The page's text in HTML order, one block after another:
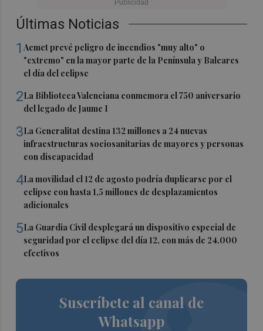
Últimas Noticias
1Aemet prevé peligro de incendios "muy alto" o
"extremo" en la mayor parte de la Península y Baleares
el día del eclipse
2La Biblioteca Valenciana conmemora el 750 aniversario
del legado de Jaume I
3La Generalitat destina 132 millones a 24 nuevas
infraestructuras sociosanitarias de mayores y personas
con discapacidad
4La movilidad el 12 de agosto podría duplicarse por el
eclipse con hasta 1,5 millones de desplazamientos
adicionales
5La Guardia Civil desplegará un dispositivo especial de
seguridad por el eclipse del día 12, con más de 24.000
efectivos
Suscríbete al canal de
Whatsapp